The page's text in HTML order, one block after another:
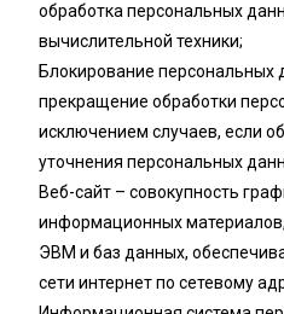
обработка персональных
вычислительной техники;
Блокирование персональных
прекращение обработки
исключением случаев, если
уточнения персональных
Веб-сайт – совокупность
информационных
ЭВМ и баз данных,
сети интернет по сетевому